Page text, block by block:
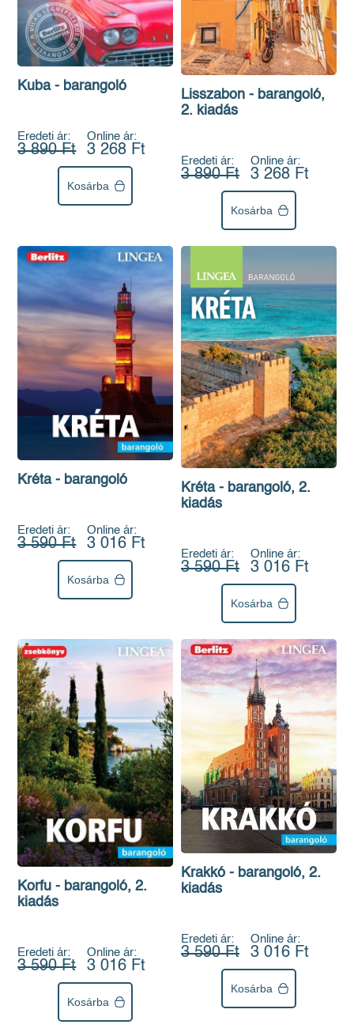
Kuba - barangoló
Eredeti ár:
3 890 Ft
Online ár:
3 268 Ft
Kosárba
Lisszabon - barangoló,
2. kiadás
Eredeti ár:
3 890 Ft
Online ár:
3 268 Ft
Kosárba
Kréta - barangoló
Eredeti ár:
3 590 Ft
Online ár:
3 016 Ft
Kosárba
Kréta - barangoló, 2.
kiadás
Eredeti ár:
3 590 Ft
Online ár:
3 016 Ft
Kosárba
Korfu - barangoló, 2.
kiadás
Eredeti ár:
3 590 Ft
Online ár:
3 016 Ft
Kosárba
Krakkó - barangoló, 2.
kiadás
Eredeti ár:
3 590 Ft
Online ár:
3 016 Ft
Kosárba